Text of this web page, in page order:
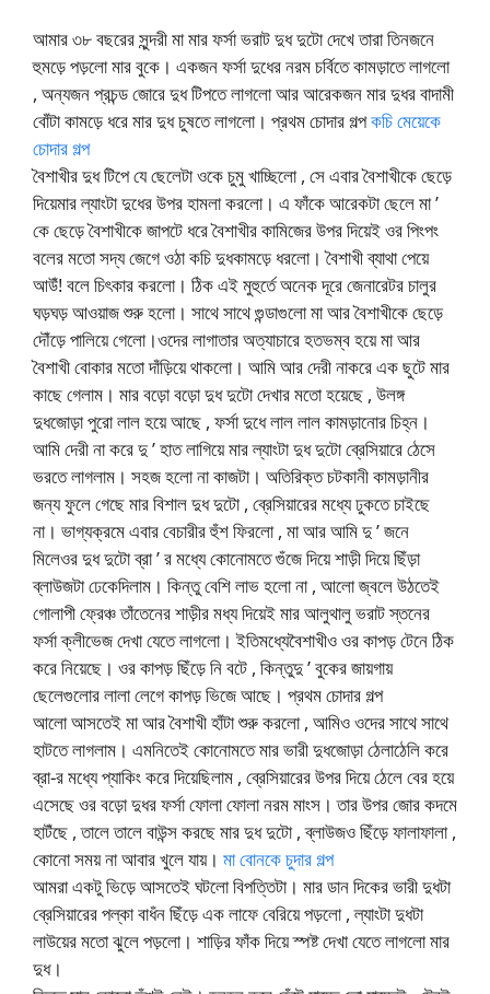
আমার ৩৮ বছরের সুন্দরী মা মার ফর্সা ভরাট দুধ দুটো দেখে তারা তিনজনে
হুমড়ে পড়লো মার বুকে। একজন ফর্সা দুধের নরম চর্বিতে কামড়াতে লাগলো
, অন্যজন প্রচন্ড জোরে দুধ টিপতে লাগলো আর আরেকজন মার দুধর বাদামী
বোঁটা কামড়ে ধরে মার দুধ চুষতে লাগলো। প্রথম চোদার গল্পকচি মেয়েকে
চোদার গল্প
বৈশাখীর দুধ টিপে যে ছেলেটা ওকে চুমু খাচ্ছিলো , সে এবার বৈশাখীকে ছেড়ে
দিয়েমার ল্যাংটা দুধের উপর হামলা করলো। এ ফাঁকে আরেকটা ছেলে মা ’
কে ছেড়ে বৈশাখীকে জাপটে ধরে বৈশাখীর কামিজের উপর দিয়েই ওর পিংপং
বলের মতো সদ্য জেগে ওঠা কচি দুধকামড়ে ধরলো। বৈশাখী ব্যাথা পেয়ে
আউঁ! বলে চিৎকার করলো। ঠিক এই মুহুর্তে অনেক দূরে জেনারেটর চালুর
ঘড়ঘড় আওয়াজ শুরু হলো। সাথে সাথে গুন্ডাগুলো মা আর বৈশাখীকে ছেড়ে
দৌঁড়ে পালিয়ে গেলো।ওদের লাগাতার অত্যাচারে হতভম্ব হয়ে মা আর
বৈশাখী বোকার মতো দাঁড়িয়ে থাকলো। আমি আর দেরী নাকরে এক ছুটে মার
কাছে গেলাম। মার বড়ো বড়ো দুধ দুটো দেখার মতো হয়েছে , উলঙ্গ
দুধজোড়া পুরো লাল হয়ে আছে , ফর্সা দুধে লাল লাল কামড়ানোর চিহ্ন।
আমি দেরী না করে দু ’ হাত লাগিয়ে মার ল্যাংটা দুধ দুটো ব্রেসিয়ারে ঠেসে
ভরতে লাগলাম। সহজ হলো না কাজটা। অতিরিক্ত চটকানী কামড়ানীর
জন্য ফুলে গেছে মার বিশাল দুধ দুটো , ব্রেসিয়ারের মধ্যে ঢুকতে চাইছে
না। ভাগ্যক্রমে এবার বেচারীর হুঁশ ফিরলো , মা আর আমি দু ’ জনে
মিলেওর দুধ দুটো ব্রা ’ র মধ্যে কোনোমতে গুঁজে দিয়ে শাড়ী দিয়ে ছিঁড়া
ব্লাউজটা ঢেকেদিলাম। কিন্তু বেশি লাভ হলো না , আলো জ্বলে উঠতেই
গোলাপী ফ্রেঞ্চ তাঁতেনের শাড়ীর মধ্য দিয়েই মার আলুথালু ভরাট স্তনের
ফর্সা ক্লীভেজ দেখা যেতে লাগলো। ইতিমধ্যেবৈশাখীও ওর কাপড় টেনে ঠিক
করে নিয়েছে। ওর কাপড় ছিঁড়ে নি বটে , কিন্তুদু ’ বুকের জায়গায়
ছেলেগুলোর লালা লেগে কাপড় ভিজে আছে। প্রথম চোদার গল্প
আলো আসতেই মা আর বৈশাখী হাঁটা শুরু করলো , আমিও ওদের সাথে সাথে
হাটতে লাগলাম। এমনিতেই কোনোমতে মার ভারী দুধজোড়া ঠেলাঠেলি করে
ব্রা-র মধ্যে প্যাকিং করে দিয়েছিলাম , ব্রেসিয়ারের উপর দিয়ে ঠেলে বের হয়ে
এসেছে ওর বড়ো দুধর ফর্সা ফোলা ফোলা নরম মাংস। তার উপর জোর কদমে
হাটঁছে , তালে তালে বাউন্স করছে মার দুধ দুটো , ব্লাউজও ছিঁড়ে ফালাফালা ,
কোনো সময় না আবার খুলে যায়। মা বোনকে চুদার গল্প
আমরা একটু ভিড়ে আসতেই ঘটলো বিপত্তিটা। মার ডান দিকের ভারী দুধটা
ব্রেসিয়ারের পল্কা বাধঁন ছিঁড়ে এক লাফে বেরিয়ে পড়লো , ল্যাংটা দুধটা
লাউয়ের মতো ঝুলে পড়লো। শাড়ির ফাঁক দিয়ে স্পষ্ট দেখা যেতে লাগলো মার
দুধ।